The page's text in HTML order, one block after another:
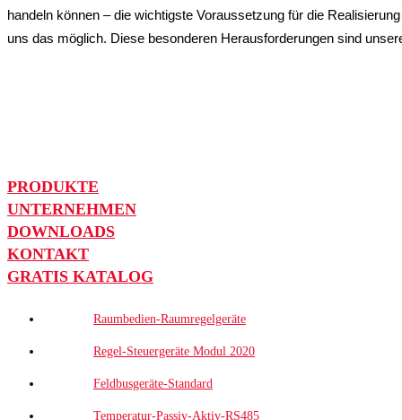
handeln können – die wichtigste Voraussetzung für die
uns das möglich. Diese besonderen Herausforderungen sind
PRODUKTE
UNTERNEHMEN
DOWNLOADS
KONTAKT
GRATIS KATALOG
Raumbedien-Raumregelgeräte
Regel-Steuergeräte Modul 2020
Feldbusgeräte-Standard
Temperatur-Passiv-Aktiv-RS485